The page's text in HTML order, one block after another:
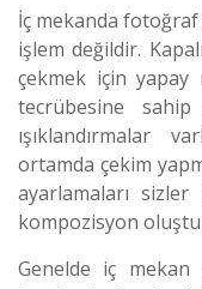
İç mekanda
işlem değildir.
çekmek için yapay
tecrübesine
ışıklandırmalar
ortamda çekim
ayarlamaları
kompozisyon
Genelde iç mekan